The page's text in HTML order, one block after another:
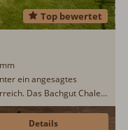
Top bewertet
ein angesagtes
Das Bachgut Chalet
des Urlaubs in Saalbach-
Fußbodenheizung,
Details